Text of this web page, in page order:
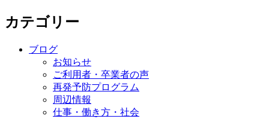
カテゴリー
ブログ
お知らせ
ご利用者・卒業者の声
再発予防プログラム
周辺情報
仕事・働き方・社会